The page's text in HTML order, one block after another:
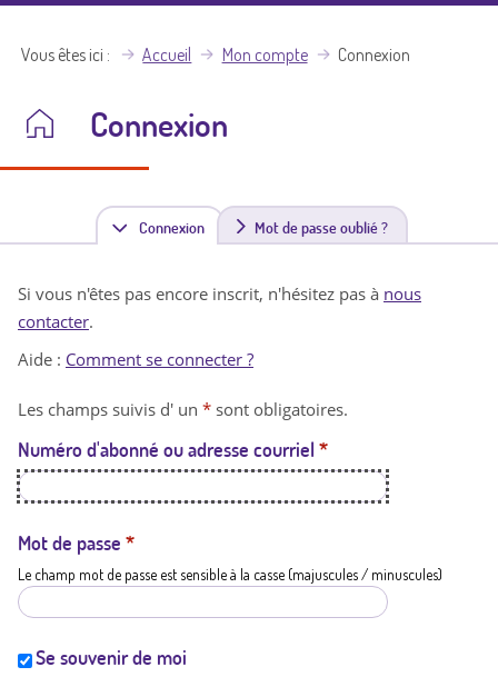
Vous êtes ici Accueil Mon compte Connexion
Connexion
Connexion(
n
t
a
t
i
Mot de passe oublié ?
Si vous n'êtes pas encore inscrit, n'hésitez pas à nous
contacter.
Aide : Comment se connecter ?
Les champs suivis d' un * sont obligatoires.
Numéro d'abonné ou adresse courriel *
Mot de passe *
Le champ mot de passe est sensible à la casse (majuscules / minuscules)
Se souvenir de moi